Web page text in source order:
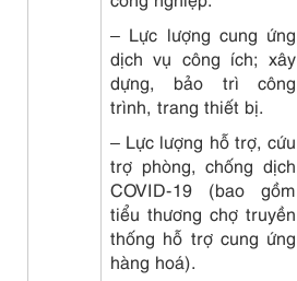
– Lực lượng cung ứng
dịch vụ công ích; xây
dựng, bảo trì công
trình, trang thiết bị.
– Lực lượng hỗ trợ, cứu
trợ phòng, chống dịch
COVID-19 (bao gồm
tiểu thương chợ truyền
thống hỗ trợ cung ứng
hàng hoá).